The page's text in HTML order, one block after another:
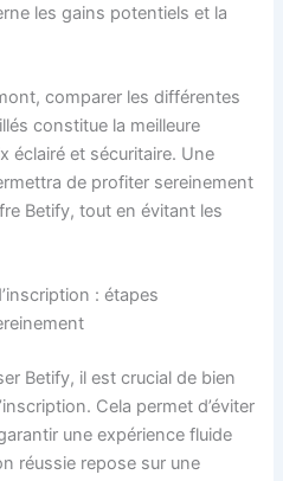
les gains potentiels et la
comparer les différentes
constitue la meilleure
éclairé et sécuritaire. Une
de profiter sereinement
Betify, tout en évitant les
: étapes
Betify, il est crucial de bien
Cela permet d’éviter
une expérience fluide
réussie repose sur une